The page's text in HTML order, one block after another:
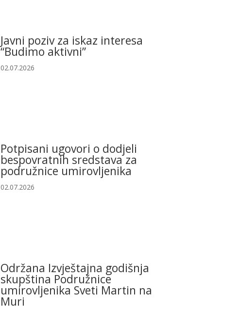
Javni poziv za iskaz interesa
“Budimo aktivni”
02.07.2026
Potpisani ugovori o dodjeli
bespovratnih sredstava za
podružnice umirovljenika
02.07.2026
Održana Izvještajna godišnja
skupština Podružnice
umirovljenika Sveti Martin na
Muri